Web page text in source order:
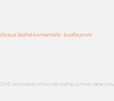
Dosud žádné komentáře - buďte první
CAD download: knihovna rodina symbol detail